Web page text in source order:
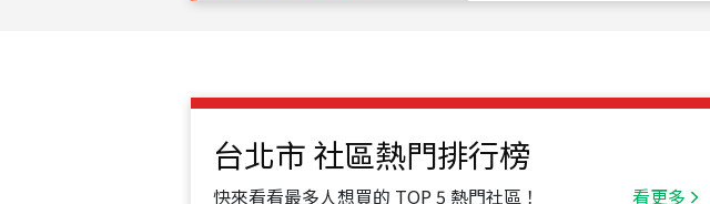
台北市 社區熱門排行榜
快來看看最多人想買的 TOP 5 熱門社區！ 看更多